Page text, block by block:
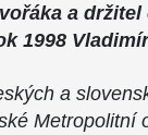
a držitel
1998
a
Metropolitní